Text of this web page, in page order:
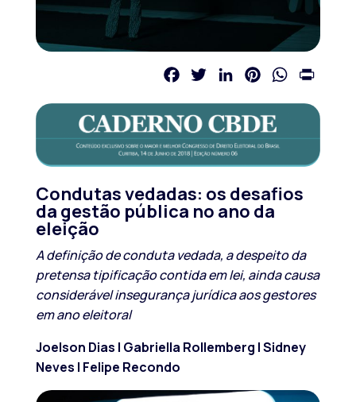
FacebookTwitterLinkedInPinterestWhatsApp
Condutas vedadas: os desafios
da gestão pública no ano da
eleição
A definição de conduta vedada, a despeito da
pretensa tipificação contida em lei, ainda causa
considerável insegurança jurídica aos gestores
em ano eleitoral
Joelson Dias | Gabriella Rollemberg | Sidney
Neves | Felipe Recondo